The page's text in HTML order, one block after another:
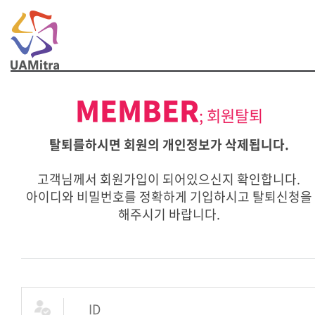
MEMBER; 회원탈퇴
탈퇴를하시면 회원의 개인정보가 삭제됩니다.
고객님께서 회원가입이 되어있으신지 확인합니다.
아이디와 비밀번호를 정확하게 기입하시고 탈퇴신청을
해주시기 바랍니다.